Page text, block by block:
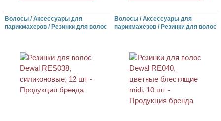
Волосы / Аксессуары для
парикмахеров / Резинки для волос
Волосы / Аксессуары для
парикмахеров / Резинки для волос